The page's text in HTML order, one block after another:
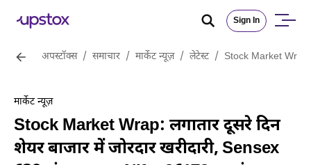
Sign In
अपस्टॉक्स / समाचार / मार्केट न्यूज़ / लेटेस्ट / Stock Market Wrap:
मार्केट न्यूज़
Stock Market Wrap: लगातार दूसरे दिन
शेयर बाजार में जोरदार खरीदारी, Sensex